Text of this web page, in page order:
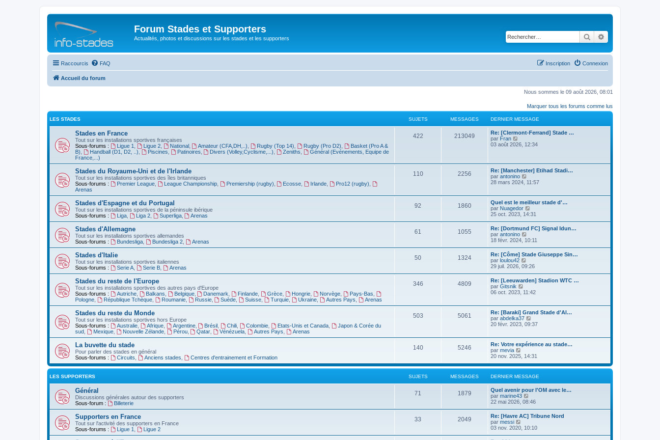
Forum Stades et Supporters
Actualités, photos et discussions sur les stades et les supporters Rechercher
Raccourcis FAQ Connexion
Inscription
Accueil du forum
Nous sommes le 09 août 2026, 08:01
Marquer tous les forums comme lus
LES STADES SUJETS MESSAGES DERNIER MESSAGE
Stades en France
Tout sur les installations sportives françaises
Sous-forums :
Ligue 1 Ligue 2, National, Amateur (CFA,DH,..) Rugby (Top 14) Rugby (Pro D2)
Basket (Pro A &
B)
Handball (D1, D2, ..) Piscines Patinoires Divers (Volley,Cyclisme,...) Zeniths
Général (Evénements, Equipe de
France,...)
422 213049
Re: [Clermont-Ferrand] Stade …
par Fran
o
t
e
r
e
d
e
r
n
i
e
r
m
e
s
s
a
g
e
03 août 2026, 12:34
Stades du Royaume-Uni et de l'Irlande
Tout sur les installations sportives des îles britanniques
Sous-forums :
Premier League, League Championship, Premiership (rugby) Ecosse Irlande Pro12 (rugby)
Arenas
110 2256
Re: [Manchester] Etihad Stadi…
par antonino
o
u
l
t
e
r
l
d
e
r
n
i
e
r
m
s
a
g
e
28 mars 2024, 11:57
Stades d'Espagne et du Portugal
Tout sur les installations sportives de la péninsule ibérique
Sous-forums :
Liga, Liga 2, Superliga, Arenas
92 1860
Quel est le meilleur stade d'…
par Nuagedor
o
s
u
t
e
r
e
d
e
r
n
i
r
m
e
s
a
g
25 oct. 2023, 14:31
Stades d'Allemagne
Tout sur les installations sportives allemandes
Sous-forums :
Bundesliga, Bundesliga 2, Arenas
61 1055
Re: [Dortmund FC] Signal Idun…
par antonino
o
u
t
e
r
e
e
r
n
i
e
m
e
s
a
g
e
18 févr. 2024, 10:11
Stades d'Italie
Tout sur les installations sportives italiennes
Sous-forums :
Serie A, Serie B, Arenas
50 1324
Re: [Côme] Stade Giuseppe Sin…
par loulou42
o
s
u
l
t
r
l
e
d
r
n
i
e
r
m
s
s
a
g
e
29 juil. 2026, 09:26
Stades du reste de l'Europe
Tout sur les installations sportives des autres pays d'Europe
Sous-forums :
Autriche, Balkans Belgique, Danemark Finlande Grèce Hongrie, Norvège, Pays-Bas
Pologne
République Tchèque, Roumanie, Russie, Suède Suisse Turquie Ukraine, Autres Pays Arenas
346 4809
Re: [Leeuwarden] Stadion WTC …
par Gitsnik
o
u
l
t
e
l
e
e
r
n
i
e
r
m
e
s
s
a
e
06 oct. 2023, 11:42
Stades du reste du Monde
Tout sur les installations sportives hors Europe
Sous-forums :
Australie, Afrique, Argentine, Brésil Chili Colombie Etats-Unis et Canada,
Japon & Corée du
sud
Mexique, Nouvelle Zélande, Pérou, Qatar Vénézuela Autres Pays Arenas
503 5061
Re: [Baraki] Grand Stade d'Al…
par abdelka37
o
l
t
e
r
l
e
d
e
n
e
r
e
s
20 févr. 2023, 09:37
La buvette du stade
Pour parler des stades en général
Sous-forums :
Circuits Anciens stades Centres d'entrainement et Formation
140 5246
Re: Votre expérience au stade…
par mevia
s
l
t
e
r
e
d
n
i
20 nov. 2025, 14:31
LES SUPPORTERS SUJETS MESSAGES DERNIER MESSAGE
Général
Discussions générales autour des supporters
Sous-forum :
Billeterie
71 1879
Quel avenir pour l'OM avec le…
par marine43
o
s
u
l
t
e
22 mai 2026, 08:46
Supporters en France
Tout sur l'activité des supporters en France
Sous-forums :
Ligue 1 Ligue 2
33 2049
Re: [Havre AC] Tribune Nord
par messi
03 nov. 2020, 10:10